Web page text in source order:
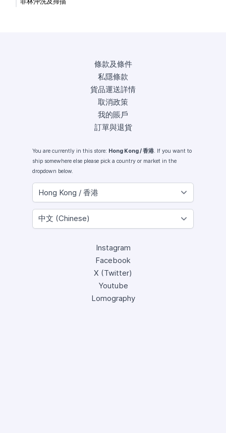
條款及條件
私隱條款
貨品運送詳情
取消政策
我的賬戶
訂單與退貨
You are currently in this store: Hong Kong / 香港. If you want to
ship somewhere else please pick a country or market in the
dropdown below.
Instagram
Facebook
X (Twitter)
Youtube
Lomography